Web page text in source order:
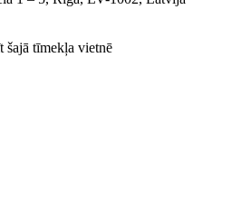
šajā tīmekļa vietnē